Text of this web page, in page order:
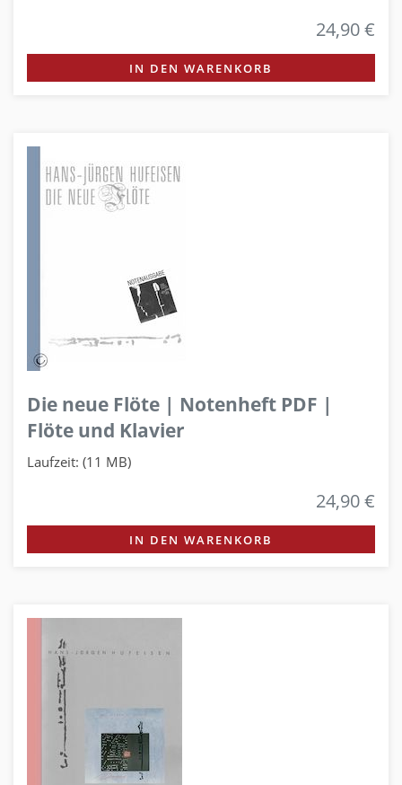
24,90 €
IN DEN WARENKORB
Die neue Flöte | Notenheft PDF |
Flöte und Klavier
Laufzeit: (11 MB)
24,90 €
IN DEN WARENKORB